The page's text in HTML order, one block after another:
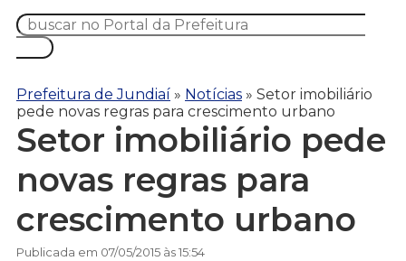
Prefeitura de Jundiaí » Notícias » Setor imobiliário
pede novas regras para crescimento urbano
Setor imobiliário pede
novas regras para
crescimento urbano
Publicada em 07/05/2015 às 15:54